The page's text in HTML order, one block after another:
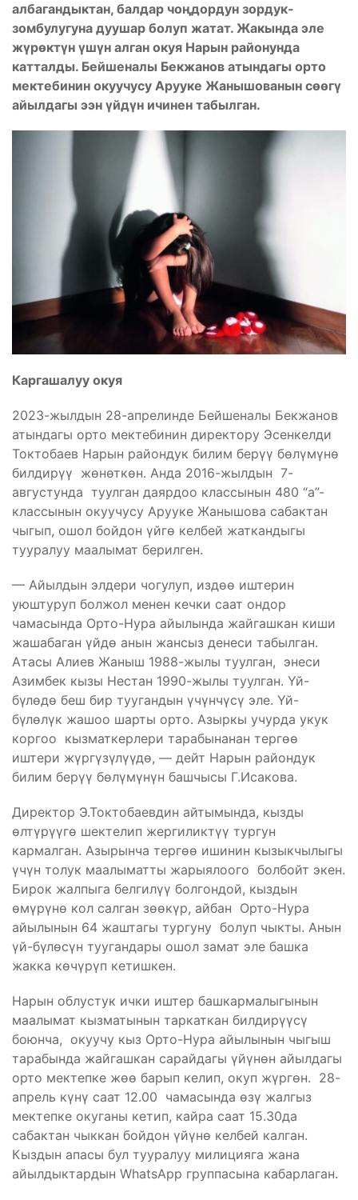
албагандыктан, балдар чоңдордун зордук-
зомбулугуна дуушар болуп жатат. Жакында эле
жүрөктүн үшүн алган окуя Нарын районунда
катталды. Бейшеналы Бекжанов атындагы орто
мектебинин окуучусу Арууке Жанышованын сөөгү
айылдагы ээн үйдүн ичинен табылган.
Каргашалуу окуя
2023-жылдын 28-апрелинде Бейшеналы Бекжанов
атындагы орто мектебинин директору Эсенкелди
Токтобаев Нарын райондук билим берүү бөлүмүнө
билдирүү жөнөткөн. Анда 2016-жылдын 7-
августунда туулган даярдоо классынын 480 “а”-
классынын окуучусу Арууке Жанышова сабактан
чыгып, ошол бойдон үйгө келбей жаткандыгы
тууралуу маалымат берилген.
— Айылдын элдери чогулуп, издөө иштерин
уюштуруп болжол менен кечки саат ондор
чамасында Орто-Нура айылында жайгашкан киши
жашабаган үйдө анын жансыз денеси табылган.
Атасы Алиев Жаныш 1988-жылы туулган, энеси
Азимбек кызы Нестан 1990-жылы туулган. Үй-
бүлөдө беш бир туугандын үчүнчүсү эле. Үй-
бүлөлүк жашоо шарты орто. Азыркы учурда укук
коргоо кызматкерлери тарабынанан тергөө
иштери жүргүзүлүүдө, — дейт Нарын райондук
билим берүү бөлүмүнүн башчысы Г.Исакова.
Директор Э.Токтобаевдин айтымында, кызды
өлтүрүүгө шектелип жергиликтүү тургун
кармалган. Азырынча тергөө ишинин кызыкчылыгы
үчүн толук маалыматты жарыялоого болбойт экен.
Бирок жалпыга белгилүү болгондой, кыздын
өмүрүнө кол салган зөөкүр, айбан Орто-Нура
айылынын 64 жаштагы тургуну болуп чыкты. Анын
үй-бүлөсүн туугандары ошол замат эле башка
жакка көчүрүп кетишкен.
Нарын облустук ички иштер башкармалыгынын
маалымат кызматынын таркаткан билдирүүсү
боюнча, окуучу кыз Орто-Нура айылынын чыгыш
тарабында жайгашкан сарайдагы үйүнөн айылдагы
орто мектепке жөө барып келип, окуп жүргөн. 28-
апрель күнү саат 12.00 чамасында өзү жалгыз
мектепке окуганы кетип, кайра саат 15.30да
сабактан чыккан бойдон үйүнө келбей калган.
Кыздын апасы бул тууралуу милицияга жана
айылдыктардын WhatsApp группасына кабарлаган.